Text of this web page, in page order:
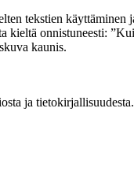
tekstien käyttäminen
kieltä onnistuneesti:
kaunis.
ja tietokirjallisuudesta.